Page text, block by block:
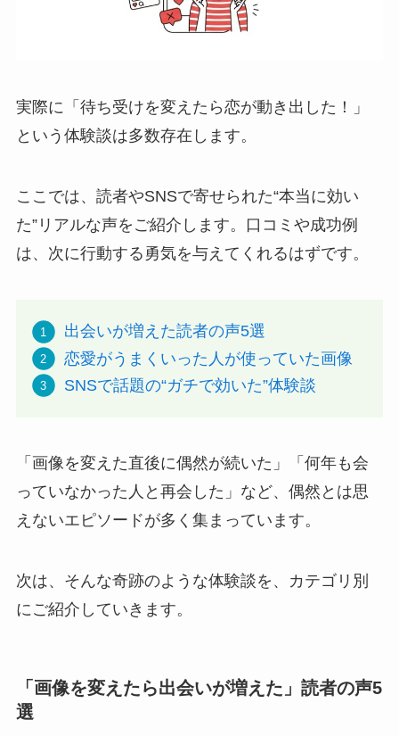
実際に「待ち受けを変えたら恋が動き出した！」
という体験談は多数存在します。
ここでは、読者やSNSで寄せられた“本当に効い
た”リアルな声をご紹介します。口コミや成功例
は、次に行動する勇気を与えてくれるはずです。
出会いが増えた読者の声5選
恋愛がうまくいった人が使っていた画像
SNSで話題の“ガチで効いた”体験談
「画像を変えた直後に偶然が続いた」「何年も会
っていなかった人と再会した」など、偶然とは思
えないエピソードが多く集まっています。
次は、そんな奇跡のような体験談を、カテゴリ別
にご紹介していきます。
「画像を変えたら出会いが増えた」読者の声5
選